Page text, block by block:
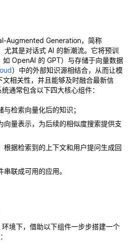
Augmented Generation，简称
尤其是对话式 AI 的新潮流。它将预训
如 OpenAI 的 GPT）与存储于向量数据
）中的外部知识源相结合，从而让模
文相关性，并且能够及时融合最新信
通常包含以下四大核心组件：
检索向量化后的知识；
向量表示，为后续的相似度搜索提供支
根据检索到的上下文和用户提问生成回
联成可用的应用。
境下，借助以下组件一步步搭建一个